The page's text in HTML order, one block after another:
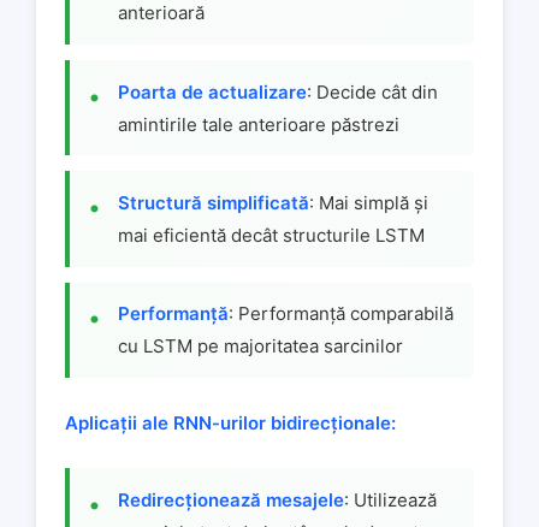
anterioară
Poarta de actualizare: Decide cât din
amintirile tale anterioare păstrezi
Structură simplificată: Mai simplă și
mai eficientă decât structurile LSTM
Performanță: Performanță comparabilă
cu LSTM pe majoritatea sarcinilor
Aplicații ale RNN-urilor bidirecționale:
Redirecționează mesajele: Utilizează